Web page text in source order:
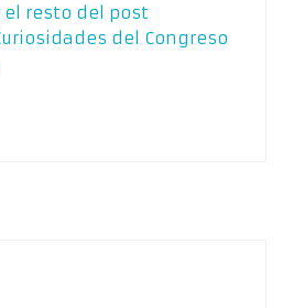
el resto del post
del Congreso